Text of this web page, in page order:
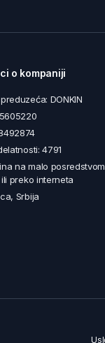
o kompaniji
DONKIN
4791
na malo posredstvom
preko interneta
Srbija